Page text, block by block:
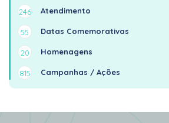
246 Atendimento
55 Datas Comemorativas
20 Homenagens
815 Campanhas / Ações